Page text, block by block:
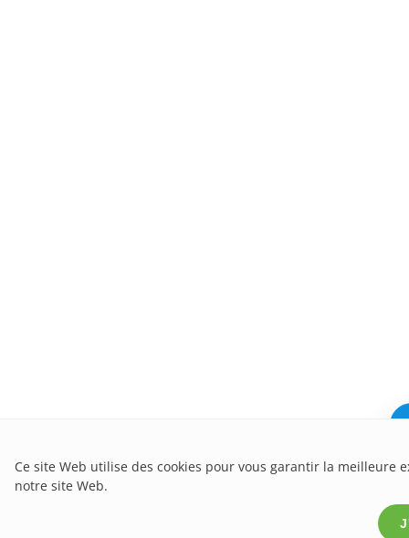
Ce site Web utilise des cookies pour vous garantir la meilleure
notre site Web.